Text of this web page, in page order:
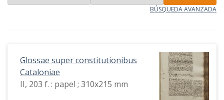
BÚSQUEDA AVANZADA
Glossae super constitutionibus
Cataloniae
II, 203 f. : papel ; 310x215 mm